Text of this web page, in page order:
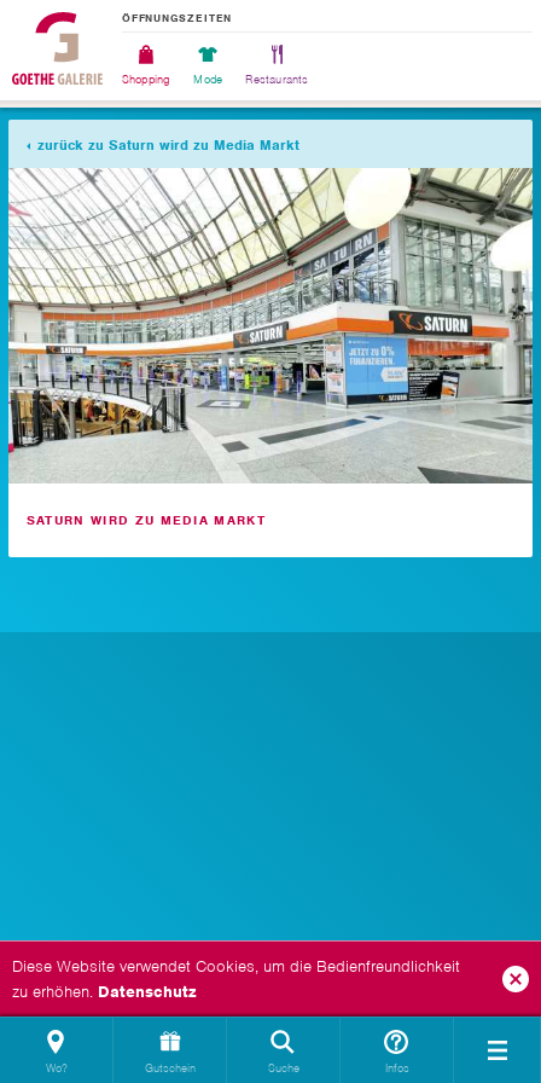
Diese Website verwendet Cookies, um die Bedienfreundlichkeit
zu erhöhen. Datenschutz
ÖFFNUNGSZEITEN
Shopping Mode Restaurants
zurück zu Saturn wird zu Media Markt
SATURN WIRD ZU MEDIA MARKT
Wo? Gutschein Suche Infos